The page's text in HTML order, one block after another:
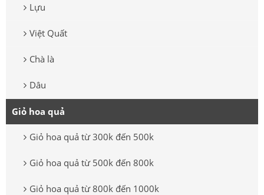
Lựu
Việt Quất
Chà là
Dâu
Giỏ hoa quả
Giỏ hoa quả từ 300k đến 500k
Giỏ hoa quả từ 500k đến 800k
Giỏ hoa quả từ 800k đến 1000k